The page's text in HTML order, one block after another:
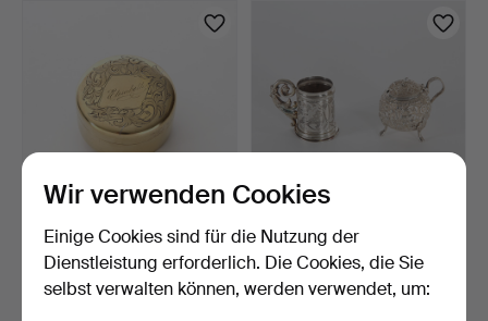
VERGOLDETE
SILBERDOSE MIT DECKEL
1858, Pet…
6 Tage
SILBEROBJEKTE IN
MINIATUR, 2 Teile, wahrsc…
6 Tage
Wir verwenden Cookies
Einige Cookies sind für die Nutzung der
Dienstleistung erforderlich. Die Cookies, die Sie
selbst verwalten können, werden verwendet, um: